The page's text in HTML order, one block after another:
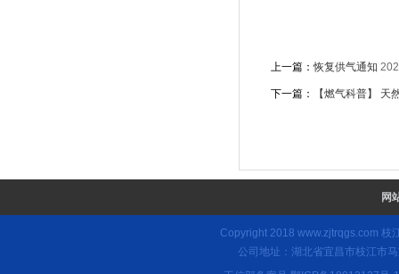
上一篇：恢复供气通知
下一篇： 【燃气科普】 天
网
Copyright 2018 www.zjtrqgs.com 枝
公司地址：湖北省宜昌市枝江市